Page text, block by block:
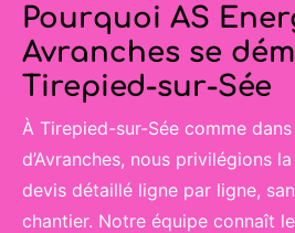
Pourquoi AS
Avranches se
Tirepied-sur-Sée
À Tirepied-sur-Sée comme
d’Avranches, nous privilégions
devis détaillé ligne par ligne,
chantier. Notre équipe connaît